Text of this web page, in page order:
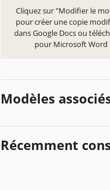
Cliquez sur "Modifier le
pour créer une copie
dans Google Docs ou
pour Microsoft Word
Modèles
Récemment